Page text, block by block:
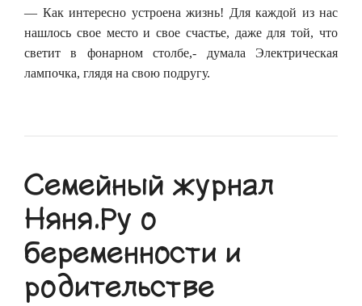
— Как интересно устроена жизнь! Для каждой из нас
нашлось свое место и свое счастье, даже для той, что
светит в фонарном столбе,- думала Электрическая
лампочка, глядя на свою подругу.
Семейный журнал
Няня.Ру о
беременности и
родительстве